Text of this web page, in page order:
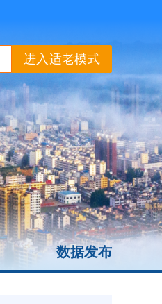
进入适老模式
数据发布